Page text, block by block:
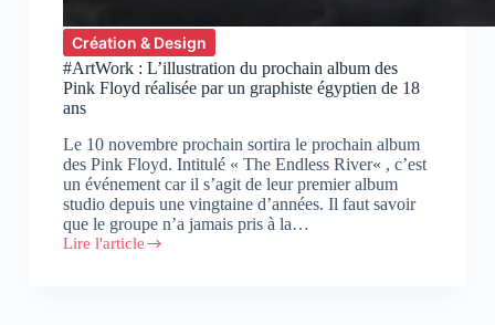
Création & Design
#ArtWork : L’illustration du prochain album des
Pink Floyd réalisée par un graphiste égyptien de 18
ans
Le 10 novembre prochain sortira le prochain album
des Pink Floyd. Intitulé « The Endless River« , c’est
un événement car il s’agit de leur premier album
studio depuis une vingtaine d’années. Il faut savoir
que le groupe n’a jamais pris à la…
Lire l'article
#ArtWork